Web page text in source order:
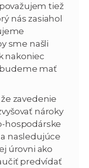
tiež
nás zasiahol
sme našli
nakoniec
mať
zavedenie
nároky
hospodárske
nasledujúce
úrovni ako
predvídať